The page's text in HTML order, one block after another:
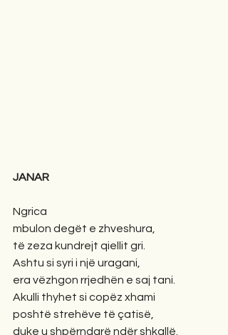
JANAR
Ngrica
mbulon degët e zhveshura,
të zeza kundrejt qiellit gri.
Ashtu si syri i një uragani,
era vëzhgon rrjedhën e saj tani.
Akulli thyhet si copëz xhami
poshtë strehëve të çatisë,
duke u shpërndarë ndër shkallë.